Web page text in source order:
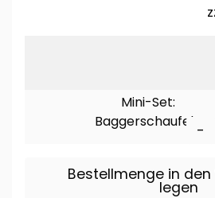
Mini-Set:
Baggerschaufeln -
Bestellmenge in den
legen